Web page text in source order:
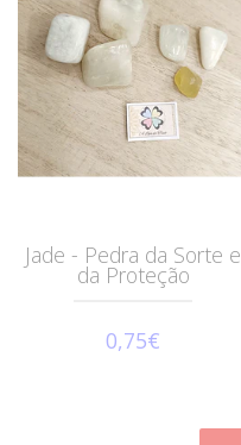
Jade - Pedra da Sorte e
da Proteção
0,75€